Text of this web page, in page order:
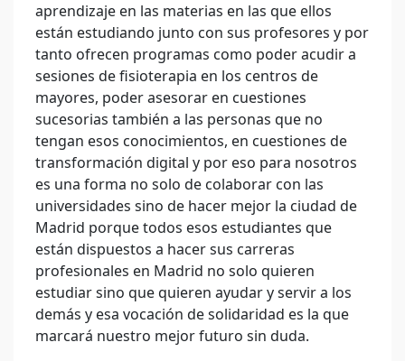
aprendizaje en las materias en las que ellos
están estudiando junto con sus profesores y por
tanto ofrecen programas como poder acudir a
sesiones de fisioterapia en los centros de
mayores, poder asesorar en cuestiones
sucesorias también a las personas que no
tengan esos conocimientos, en cuestiones de
transformación digital y por eso para nosotros
es una forma no solo de colaborar con las
universidades sino de hacer mejor la ciudad de
Madrid porque todos esos estudiantes que
están dispuestos a hacer sus carreras
profesionales en Madrid no solo quieren
estudiar sino que quieren ayudar y servir a los
demás y esa vocación de solidaridad es la que
marcará nuestro mejor futuro sin duda.